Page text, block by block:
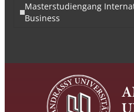
Masterstudiengang
Business